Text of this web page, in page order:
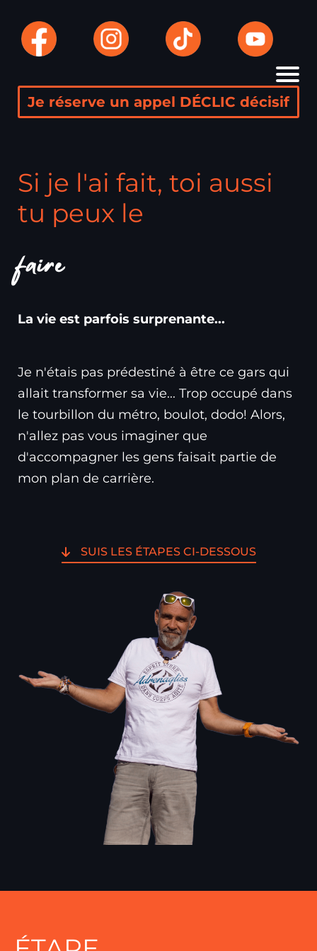
Je réserve un appel DÉCLIC décisif
Si je l'ai fait, toi aussi
tu peux le
faire
La vie est parfois surprenante...
Je n'étais pas prédestiné à être ce gars qui
allait transformer sa vie... Trop occupé dans
le tourbillon du métro, boulot, dodo! Alors,
n'allez pas vous imaginer que
d'accompagner les gens faisait partie de
mon plan de carrière.
SUIS LES ÉTAPES CI-DESSOUS